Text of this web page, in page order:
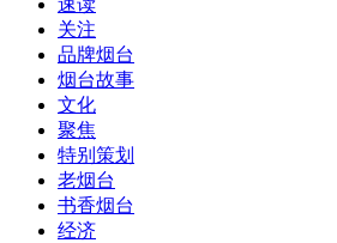
关注
品牌烟台
烟台故事
文化
聚焦
特别策划
老烟台
书香烟台
经济